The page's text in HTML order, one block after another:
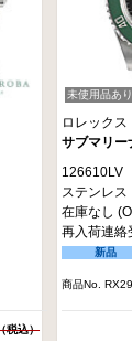
未使用品あり
ロレックス
サブマリー
126610LV
ステンレス
在庫なし
再入荷連絡
新品
商品No.